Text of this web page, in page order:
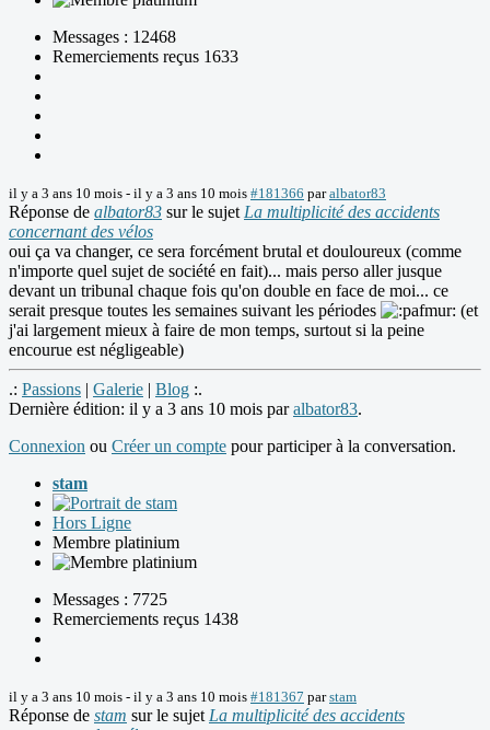
Messages : 12468
Remerciements reçus 1633
il y a 3 ans 10 mois - il y a 3 ans 10 mois #181366 paralbator83
Réponse de albator83 sur le sujet La multiplicité des accidents
concernant des vélos
oui ça va changer, ce sera forcément brutal et douloureux (comme
n'importe quel sujet de société en fait)... mais perso aller jusque
devant un tribunal chaque fois qu'on double en face de moi... ce
serait presque toutes les semaines suivant les périodes
(et
j'ai largement mieux à faire de mon temps, surtout si la peine
encourue est négligeable)
.: Passions | Galerie | Blog :.
Dernière édition: il y a 3 ans 10 mois paralbator83.
Connexion ou Créer un compte pour participer à la conversation.
stam
Hors Ligne
Membre platinium
Messages : 7725
Remerciements reçus 1438
il y a 3 ans 10 mois - il y a 3 ans 10 mois #181367 parstam
Réponse de stam sur le sujet La multiplicité des accidents